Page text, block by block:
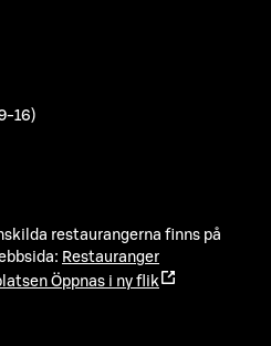
16)
restaurangerna finns på
Restauranger
Öppnas i ny flik